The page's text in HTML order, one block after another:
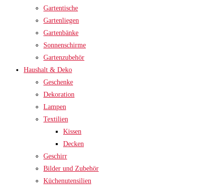
Gartentische
Gartenliegen
Gartenbänke
Sonnenschirme
Gartenzubehör
Haushalt & Deko
Geschenke
Dekoration
Lampen
Textilien
Kissen
Decken
Geschirr
Bilder und Zubehör
Küchenutensilien